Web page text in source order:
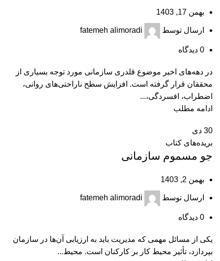
بهمن 17, 1403
ارسال توسط fatemeh alimoradi
0 دیدگاه
در دهه‌های اخیر موضوع قلدری سازمانی مورد توجه بسیاری از
محققان قرار گرفته است. افزایش سطح ناراحتی‌های روانی،
اضطراب، افسردگی،...
ادامه مطلب
30 دی
بریده‌های کتاب
جو مسموم سازمانی
بهمن 2, 1403
ارسال توسط fatemeh alimoradi
0 دیدگاه
یکی از مسائل مهمی که مدیریت باید به ارزیابی آن‌ها در سازمان
بپردازد، تأثیر محیط کار بر کارکنان است. محیط...